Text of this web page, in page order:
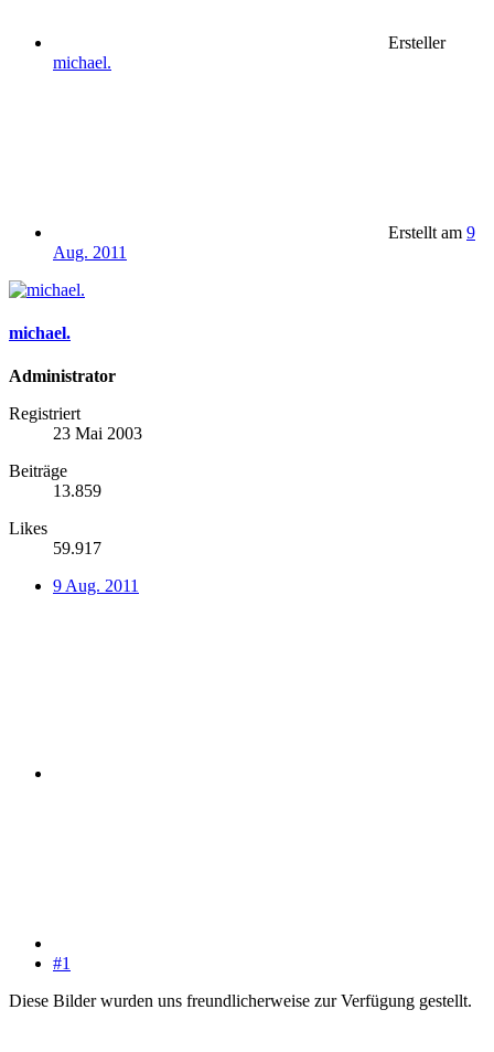
Ersteller
michael.
Erstellt am 9
Aug. 2011
michael.
Administrator
Registriert
23 Mai 2003
Beiträge
13.859
Likes
59.917
9 Aug. 2011
#1
Diese Bilder wurden uns freundlicherweise zur Verfügung gestellt.